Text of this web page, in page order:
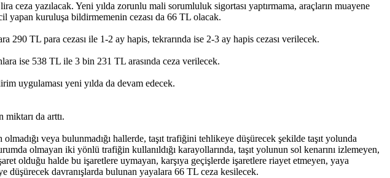
ceza yazılacak. Yeni yılda zorunlu mali sorumluluk sigortası yaptırmama, araçların muayene
yapan kuruluşa bildirmemenin cezası da 66 TL olacak.
290 TL para cezası ile 1-2 ay hapis, tekrarında ise 2-3 ay hapis cezası verilecek.
ise 538 TL ile 3 bin 231 TL arasında ceza verilecek.
uygulaması yeni yılda da devam edecek.
miktarı da arttı.
veya bulunmadığı hallerde, taşıt trafiğini tehlikeye düşürecek şekilde taşıt yolunda
olmayan iki yönlü trafiğin kullanıldığı karayollarında, taşıt yolunun sol kenarını izlemeyen,
olduğu halde bu işaretlere uymayan, karşıya geçişlerde işaretlere riayet etmeyen, yaya
düşürecek davranışlarda bulunan yayalara 66 TL ceza kesilecek.